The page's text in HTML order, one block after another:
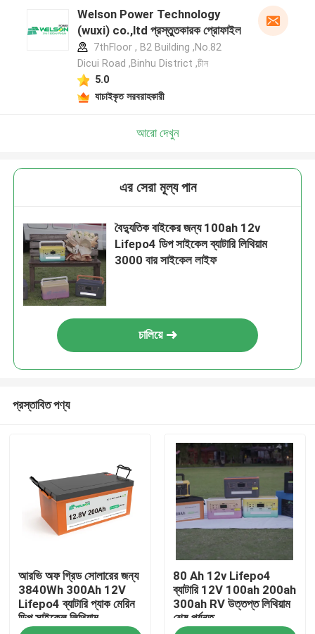
Welson Power Technology
(wuxi) co.,ltd প্রস্তুতকারক প্রোফাইল
7thFloor , B2 Building ,No.82
Dicui Road ,Binhu District ,চীন
5.0
যাচাইকৃত সরবরাহকারী
আরো দেখুন
এর সেরা মূল্য পান
বৈদ্যুতিক বাইকের জন্য 100ah 12v
Lifepo4 ডিপ সাইকেল ব্যাটারি লিথিয়াম
3000 বার সাইকেল লাইফ
চালিয়ে
প্রস্তাবিত পণ্য
আরভি অফ গ্রিড সোলারের জন্য
3840Wh 300Ah 12V
Lifepo4 ব্যাটারি প্যাক মেরিন
ডিপ সাইকেল লিথিয়াম
80 Ah 12v Lifepo4
ব্যাটারি 12V 100ah 200ah
300ah RV উত্তপ্ত লিথিয়াম
শেষ পর্যন্ত